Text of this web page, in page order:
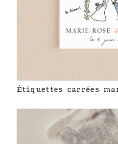
Étiquettes carrées